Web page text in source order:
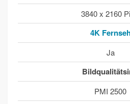
3840 x 2160
4K
Ja
PMI 2500